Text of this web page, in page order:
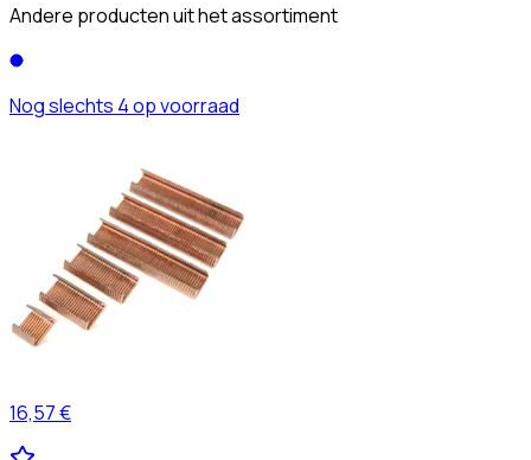
Andere producten uit het assortiment
Nog slechts 4 op voorraad
16,57 €